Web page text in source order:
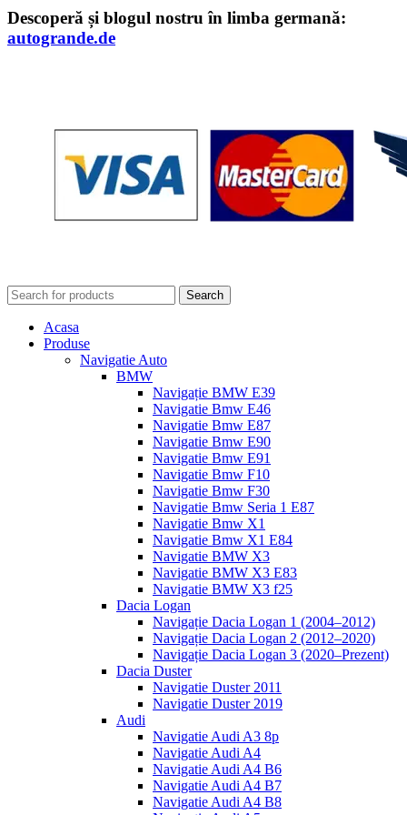
Descoperă și blogul nostru în limba germană:
autogrande.de
Search
Acasa
Produse
Navigatie Auto
BMW
Navigație BMW E39
Navigatie Bmw E46
Navigatie Bmw E87
Navigatie Bmw E90
Navigatie Bmw E91
Navigatie Bmw F10
Navigatie Bmw F30
Navigatie Bmw Seria 1 E87
Navigatie Bmw X1
Navigatie Bmw X1 E84
Navigatie BMW X3
Navigatie BMW X3 E83
Navigatie BMW X3 f25
Dacia Logan
Navigație Dacia Logan 1 (2004–2012)
Navigație Dacia Logan 2 (2012–2020)
Navigație Dacia Logan 3 (2020–Prezent)
Dacia Duster
Navigatie Duster 2011
Navigatie Duster 2019
Audi
Navigatie Audi A3 8p
Navigatie Audi A4
Navigatie Audi A4 B6
Navigatie Audi A4 B7
Navigatie Audi A4 B8